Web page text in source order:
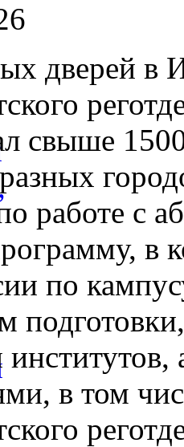
дверей в
свыше
работе с
в
по
в том